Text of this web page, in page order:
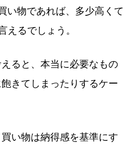
い物であれば、多少高くて
えるでしょう。
ると、本当に必要なもの
きてしまったりするケー
い物は納得感を基準にす